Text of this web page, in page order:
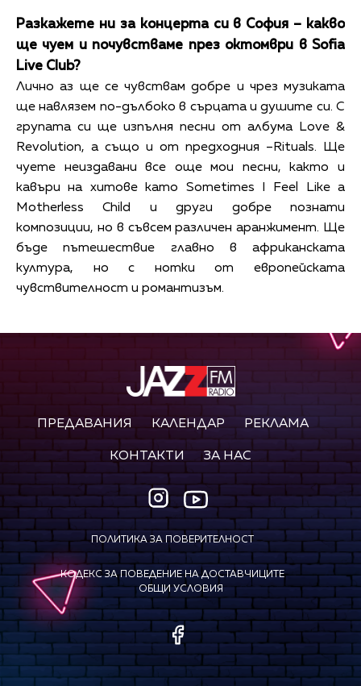
Разкажете ни за концерта си в София – какво
ще чуем и почувстваме през октомври в Sofia
Live Club?
Лично аз ще се чувствам добре и чрез музиката
ще навлязем по-дълбоко в сърцата и душите си. С
групата си ще изпълня песни от албума Love &
Revolution, а също и от предходния –Rituals. Ще
чуете неиздавани все още мои песни, както и
кавъри на хитове като Sometimes I Feel Like a
Motherless Child и други добре познати
композиции, но в съвсем различен аранжимент. Ще
бъде пътешествие главно в африканската
култура, но с нотки от европейската
чувствителност и романтизъм.
ПРЕДАВАНИЯ КАЛЕНДАР РЕКЛАМА
КОНТАКТИ ЗА НАС
ПОЛИТИКА ЗА ПОВЕРИТЕЛНОСТ
КОДЕКС ЗА ПОВЕДЕНИЕ НА ДОСТАВЧИЦИТЕ
ОБЩИ УСЛОВИЯ